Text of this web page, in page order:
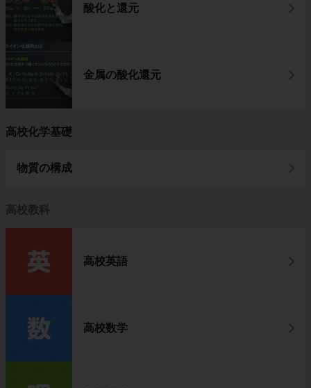
酸化と還元
金属の酸化還元
高校化学基礎
物質の構成
高校教科
高校英語
高校数学